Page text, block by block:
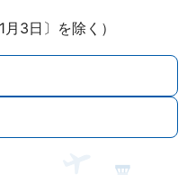
3日〕を除く）